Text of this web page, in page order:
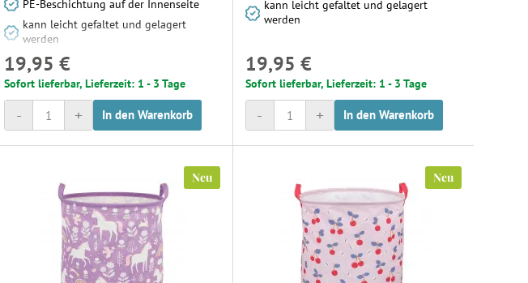
PE-Beschichtung auf der Innenseite
kann leicht gefaltet und gelagert
werden
19,95 €
Sofort lieferbar, Lieferzeit: 1 - 3 Tage
+
- In den Warenkorb
kann leicht gefaltet und gelagert
werden
19,95 €
Sofort lieferbar, Lieferzeit: 1 - 3 Tage
+
- In den Warenkorb
Neu Neu